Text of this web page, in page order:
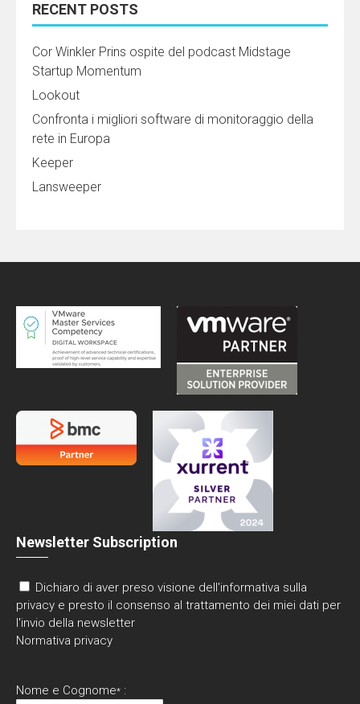
RECENT POSTS
Cor Winkler Prins ospite del podcast Midstage
Startup Momentum
Lookout
Confronta i migliori software di monitoraggio della
rete in Europa
Keeper
Lansweeper
Newsletter Subscription
Dichiaro di aver preso visione dell'informativa sulla
privacy e presto il consenso al trattamento dei miei dati per
l'invio della newsletter
Normativa privacy
Nome e Cognome* :